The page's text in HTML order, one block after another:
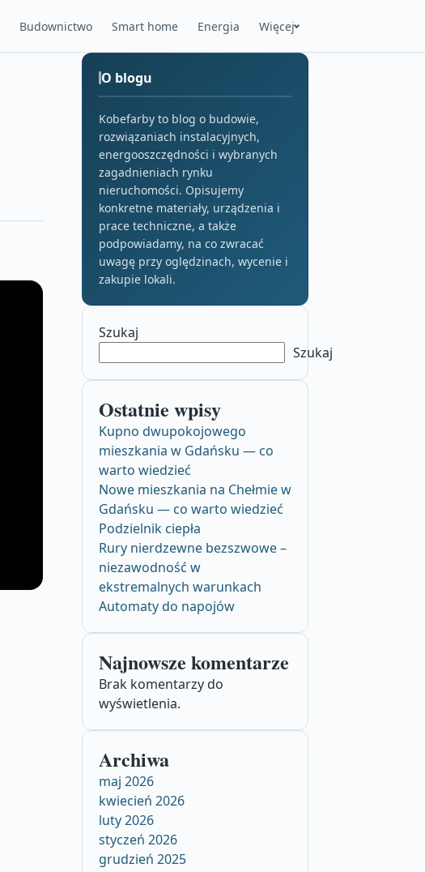
Budownictwo Smart home Energia Więcej
O blogu
Kobefarby to blog o budowie,
rozwiązaniach instalacyjnych,
energooszczędności i wybranych
zagadnieniach rynku
nieruchomości. Opisujemy
konkretne materiały, urządzenia i
prace techniczne, a także
podpowiadamy, na co zwracać
uwagę przy oględzinach, wycenie i
zakupie lokali.
Szukaj
Szukaj
Ostatnie wpisy
Kupno dwupokojowego
mieszkania w Gdańsku — co
warto wiedzieć
Nowe mieszkania na Chełmie w
Gdańsku — co warto wiedzieć
Podzielnik ciepła
Rury nierdzewne bezszwowe –
niezawodność w
ekstremalnych warunkach
Automaty do napojów
Najnowsze komentarze
Brak komentarzy do
wyświetlenia.
Archiwa
maj 2026
kwiecień 2026
luty 2026
styczeń 2026
grudzień 2025